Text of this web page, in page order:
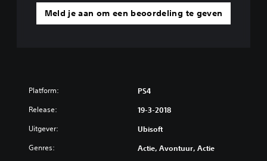
Meld je aan om een beoordeling te geven
Platform: PS4
Release: 19-3-2018
Uitgever: Ubisoft
Genres: Actie, Avontuur, Actie